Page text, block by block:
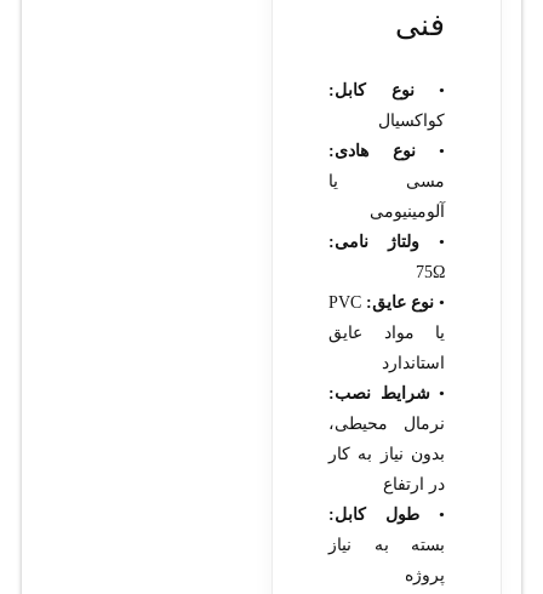
فنی
•نوع کابل:
کواکسیال
•نوع هادی:
مسی یا
آلومینیومی
• ولتاژ نامی:
75Ω
• نوع عایق: PVC
یا مواد عایق
استاندارد
•شرایط نصب:
نرمال محیطی،
بدون نیاز به کار
در ارتفاع
• طول کابل:
بسته به نیاز
پروژه